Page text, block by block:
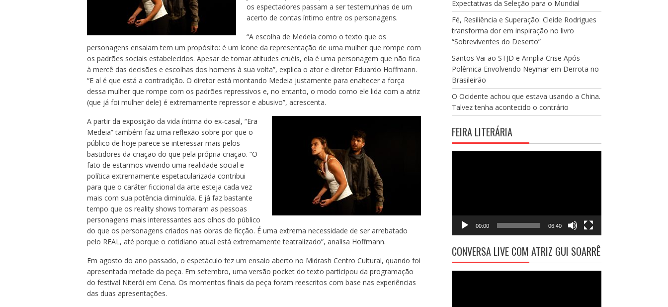
os espectadores passam a ser testemunhas de um
acerto de contas íntimo entre os personagens.
“A escolha de Medeia como o texto que os
personagens ensaiam tem um propósito: é um ícone da representação de uma mulher que rompe com
os padrões sociais estabelecidos. Apesar de tomar atitudes cruéis, ela é uma personagem que não fica
à mercê das decisões e escolhas dos homens à sua volta”, explica o ator e diretor Eduardo Hoffmann.
“E aí é que está a contradição. O diretor está montando Medeia justamente para enaltecer a força
dessa mulher que rompe com os padrões repressivos e, no entanto, o modo como ele lida com a atriz
(que já foi mulher dele) é extremamente repressor e abusivo”, acrescenta.
A partir da exposição da vida íntima do ex-casal, “Era
Medeia” também faz uma reflexão sobre por que o
público de hoje parece se interessar mais pelos
bastidores da criação do que pela própria criação. “O
fato de estarmos vivendo uma realidade social e
política extremamente espetacularizada contribui
para que o caráter ficcional da arte esteja cada vez
mais com sua potência diminuída. E já faz bastante
tempo que os reality shows tornaram as pessoas
personagens mais interessantes aos olhos do público
do que os personagens criados nas obras de ficção. É uma extrema necessidade de ser arrebatado
pelo REAL, até porque o cotidiano atual está extremamente teatralizado”, analisa Hoffmann.
Em agosto do ano passado, o espetáculo fez um ensaio aberto no Midrash Centro Cultural, quando foi
apresentada metade da peça. Em setembro, uma versão pocket do texto participou da programação
do festival Niterói em Cena. Os momentos finais da peça foram reescritos com base nas experiências
das duas apresentações.
Expectativas da Seleção para o Mundial
Fé, Resiliência e Superação: Cleide Rodrigues
transforma dor em inspiração no livro
“Sobreviventes do Deserto”
Santos Vai ao STJD e Amplia Crise Após
Polêmica Envolvendo Neymar em Derrota no
Brasileirão
O Ocidente achou que estava usando a China.
Talvez tenha acontecido o contrário
FEIRA LITERÁRIA
00:00 06:40
CONVERSA LIVE COM ATRIZ GUI SOARRÊ